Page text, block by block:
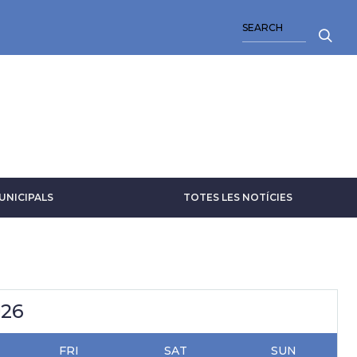
TOTES LES NOTÍCIES
FRI SAT SUN